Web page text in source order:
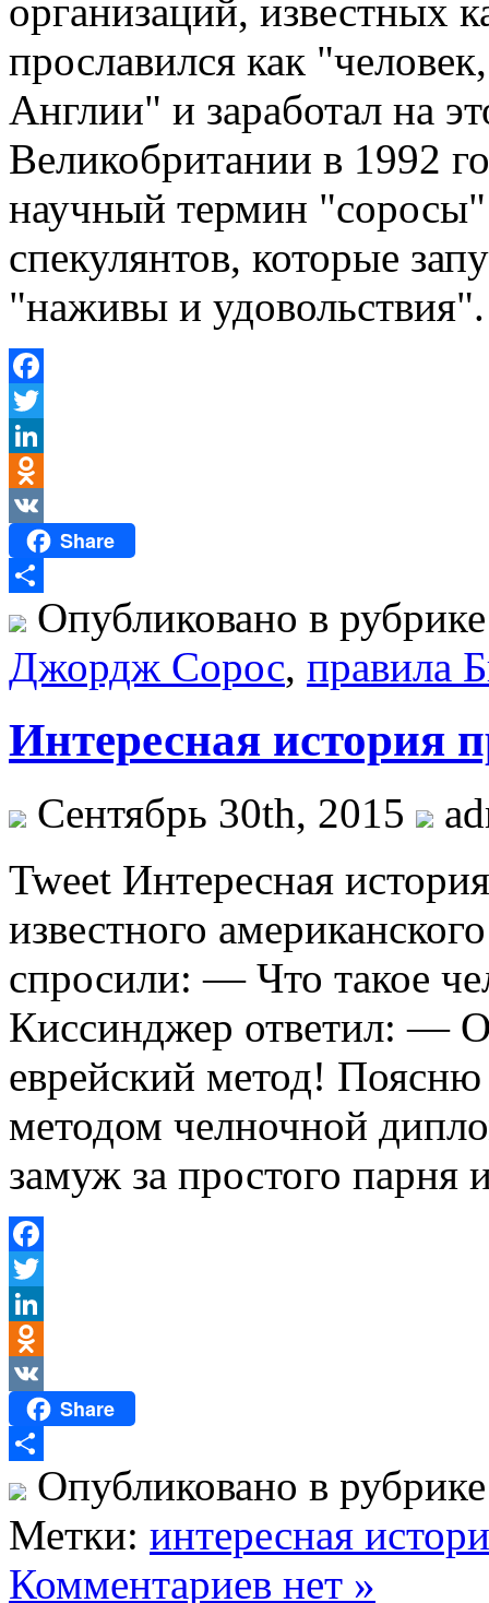
организаций,
прославился как
Англии" и заработал на
Великобритании в 1992
научный термин
спекулянтов, которые
"наживы и
Facebook
Twitter
LinkedIn
Odnoklassniki
VK
Share
Отправить
Опубликовано в
Джордж Сорос, правила
Интересная история
Сентябрь 30th, 2015
Tweet Интересная
известного
спросили: — Что такое
Киссинджер ответил: —
еврейский метод!
методом челночной
замуж за простого парня
Facebook
Twitter
LinkedIn
Odnoklassniki
VK
Share
Отправить
Опубликовано в
Метки: интересная
Комментариев нет »